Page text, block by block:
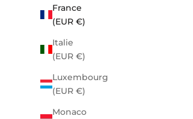
France
(EUR €)
Italie
(EUR €)
Luxembourg
(EUR €)
Monaco